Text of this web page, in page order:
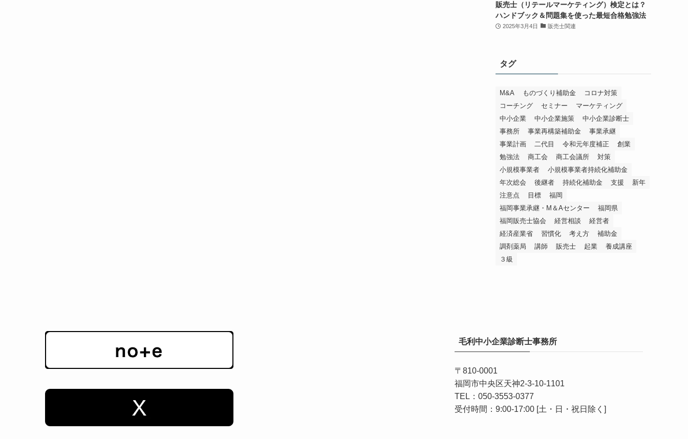
販売士（リテールマーケティング）検定とは？
ハンドブック＆問題集を使った最短合格勉強法
2025年3月4日 販売士関連
タグ
M&A ものづくり補助金
コロナ対策
コーチング
セミナー
マーケティング
中小企業
中小企業施策
中小企業診断士
事務所
事業再構築補助金
事業承継
事業計画
二代目 令和元年度補正
創業
勉強法
商工会 商工会議所
対策
小規模事業者
小規模事業者持続化補助金
年次総会
後継者 持続化補助金 支援
新年
注意点
目標
福岡
福岡事業承継・M＆Aセンター
福岡県
福岡販売士協会
経営相談
経営者
経済産業省
習慣化 考え方
補助金
調剤薬局
講師 販売士 起業
養成講座
３級
毛利中小企業診断士事務所
〒810-0001
福岡市中央区天神2-3-10-1101
TEL：050-3553-0377
受付時間：9:00-17:00 [土・日・祝日除く]